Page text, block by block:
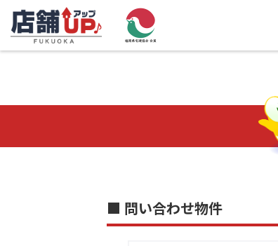
■ 問い合わせ物件